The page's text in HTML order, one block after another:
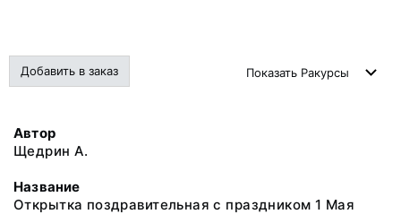
Добавить в заказ Показать Ракурсы
Автор
Щедрин А.
Название
Открытка поздравительная с праздником 1 Мая